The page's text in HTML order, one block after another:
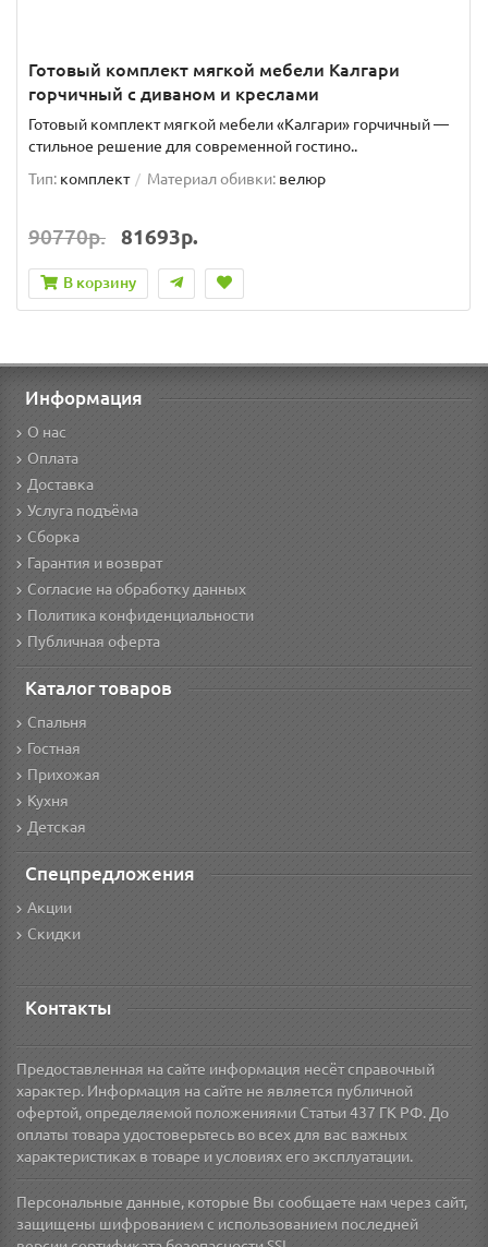
Готовый комплект мягкой мебели Калгари
горчичный с диваном и креслами
Готовый комплект мягкой мебели «Калгари» горчичный —
стильное решение для современной гостино..
Тип: комплект Материал обивки: велюр
90770р. 81693р.
В корзину
Информация
О нас
Оплата
Доставка
Услуга подъёма
Сборка
Гарантия и возврат
Согласие на обработку данных
Политика конфиденциальности
Публичная оферта
Каталог товаров
Спальня
Гостная
Прихожая
Кухня
Детская
Спецпредложения
Акции
Скидки
Контакты
Предоставленная на сайте информация несёт справочный
характер. Информация на сайте не является публичной
офертой, определяемой положениями Статьи 437 ГК РФ. До
оплаты товара удостоверьтесь во всех для вас важных
характеристиках в товаре и условиях его эксплуатации.
Персональные данные, которые Вы сообщаете нам через сайт,
защищены шифрованием с использованием последней